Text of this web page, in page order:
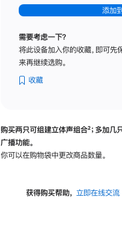
添加
需要考虑一下？
将此设备加入你的收藏，即可先
来再继续选购。
收藏
购买两只可组建立体声组合脚
²；多加几
广播功能。
你可以在购物袋中更改商品数量。
获得购买帮助， 立即在线交流